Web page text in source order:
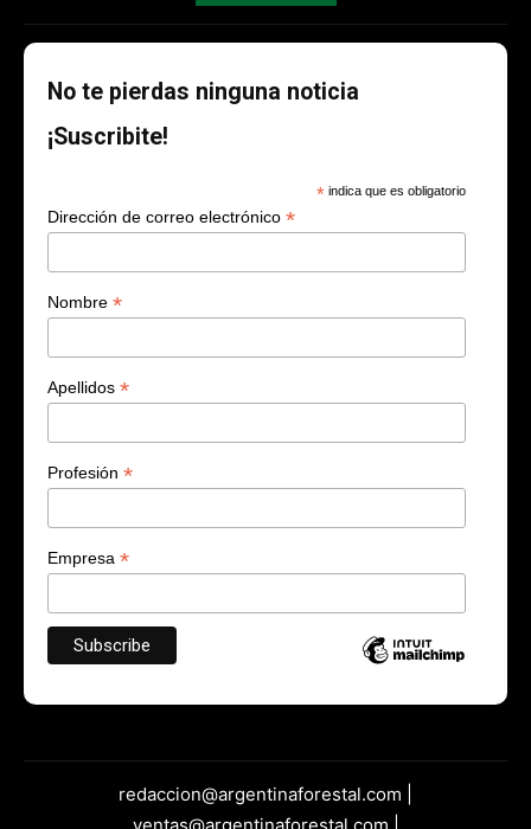
No te pierdas ninguna noticia
¡Suscribite!
* indica que es obligatorio
Dirección de correo electrónico *
Nombre *
Apellidos *
Profesión *
Empresa *
redaccion@argentinaforestal.com |